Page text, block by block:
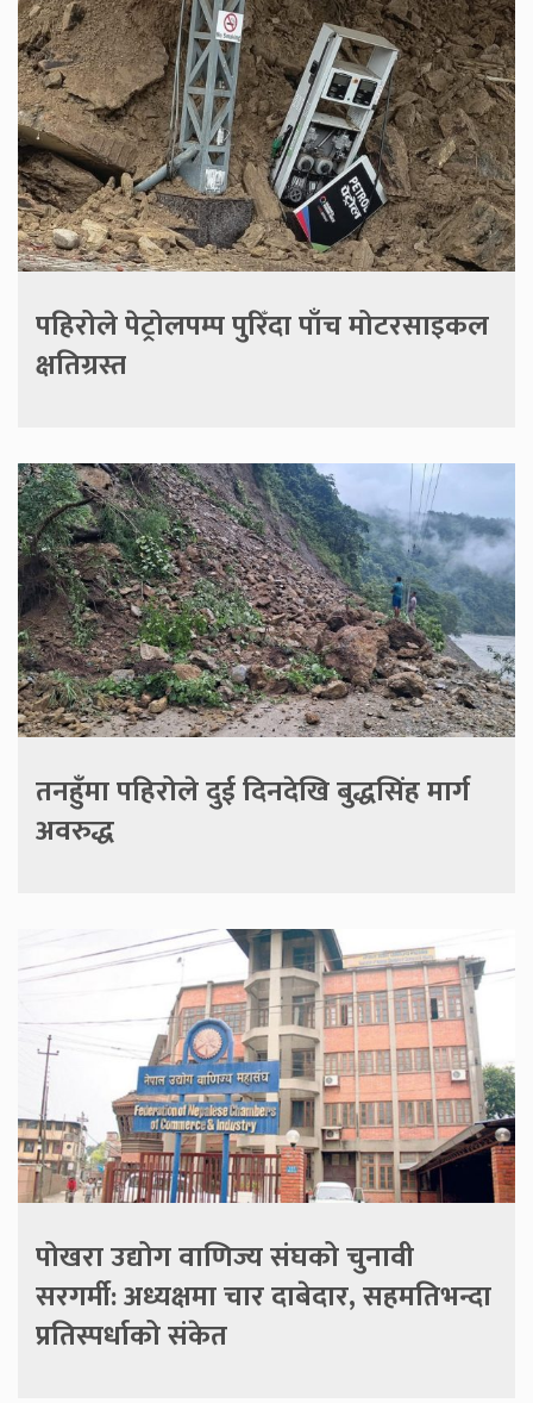
पहिरोले पेट्रोलपम्प पुरिँदा पाँच मोटरसाइकल
क्षतिग्रस्त
तनहुँमा पहिरोले दुई दिनदेखि बुद्धसिंह मार्ग
अवरुद्ध
पोखरा उद्योग वाणिज्य संघको चुनावी
सरगर्मी: अध्यक्षमा चार दाबेदार, सहमतिभन्दा
प्रतिस्पर्धाको संकेत